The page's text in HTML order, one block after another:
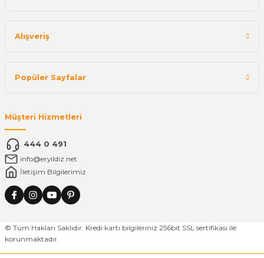
Alışveriş
Popüler Sayfalar
Müşteri Hizmetleri
444 0 491
info@eryildiz.net
İletişim Bilgilerimiz
© Tüm Hakları Saklıdır. Kredi kartı bilgileriniz 256bit SSL sertifikası ile
korunmaktadır.